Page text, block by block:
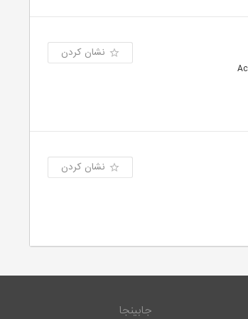
نشان کردن
نشان کردن
جابینجا